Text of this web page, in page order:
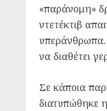
«παράνομη»
ντετέκτιβ
υπεράνθρωπα.
να διαθέτει
Σε κάποια
διατυπώθηκε